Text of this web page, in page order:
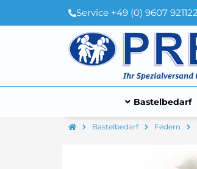
Service +49 (0) 9607 921122
Bastelbedarf
Bastelbedarf Federn